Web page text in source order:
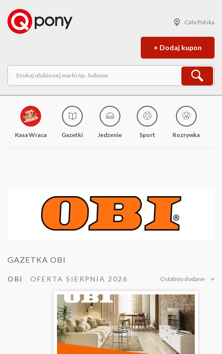
Cała Polska
+ Dodaj kupon
Kasa Wraca Gazetki Jedzenie Sport Rozrywka
GAZETKA OBI
Ostatnio dodane
OBI OFERTA SIERPNIA 2026